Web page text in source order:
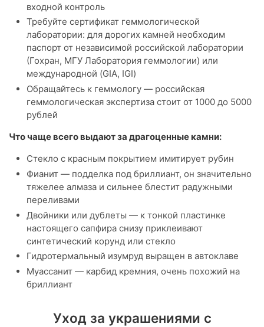
входной контроль
Требуйте сертификат геммологической
лаборатории: для дорогих камней необходим
паспорт от независимой российской лаборатории
(Гохран, МГУ Лаборатория геммологии) или
международной (GIA, IGI)
Обращайтесь к геммологу — российская
геммологическая экспертиза стоит от 1000 до 5000
рублей
Что чаще всего выдают за драгоценные камни:
Стекло с красным покрытием имитирует рубин
Фианит — подделка под бриллиант, он значительно
тяжелее алмаза и сильнее блестит радужными
переливами
Двойники или дублеты — к тонкой пластинке
настоящего сапфира снизу приклеивают
синтетический корунд или стекло
Гидротермальный изумруд выращен в автоклаве
Муассанит — карбид кремния, очень похожий на
бриллиант
Уход за украшениями с